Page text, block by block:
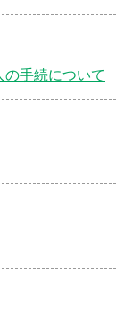
手続について